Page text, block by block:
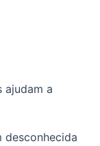
ajudam a
desconhecida